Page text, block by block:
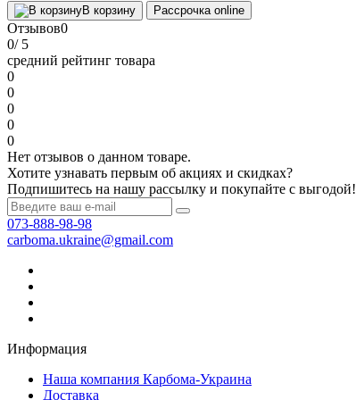
В корзину Рассрочка online
Отзывов0
0/ 5
средний рейтинг товара
0
0
0
0
0
Нет отзывов о данном товаре.
Хотите узнавать первым об акциях и скидках?
Подпишитесь на нашу рассылку и покупайте с выгодой!
073-888-98-98
carboma.ukraine@gmail.com
Информация
Наша компания Карбома-Украина
Доставка